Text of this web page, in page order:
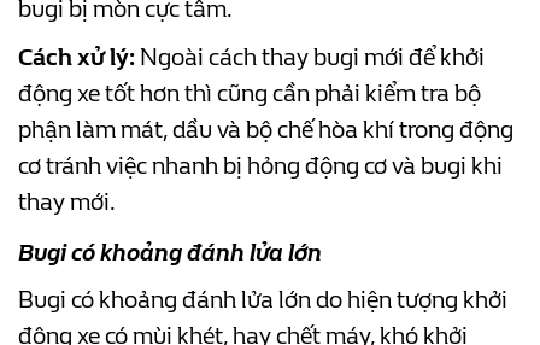
bugi bị mòn cực tâm.
Cách xử lý: Ngoài cách thay bugi mới để khởi
động xe tốt hơn thì cũng cần phải kiểm tra bộ
phận làm mát, dầu và bộ chế hòa khí trong động
cơ tránh việc nhanh bị hỏng động cơ và bugi khi
thay mới.
Bugi có khoảng đánh lửa lớn
Bugi có khoảng đánh lửa lớn do hiện tượng khởi
động xe có mùi khét, hay chết máy, khó khởi